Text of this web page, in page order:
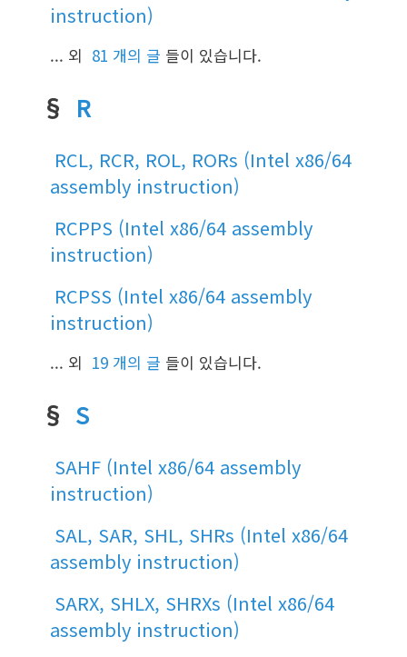
instruction)
... 외 81 개의 글 들이 있습니다.
§ R
RCL, RCR, ROL, RORs (Intel x86/64
assembly instruction)
RCPPS (Intel x86/64 assembly
instruction)
RCPSS (Intel x86/64 assembly
instruction)
... 외 19 개의 글 들이 있습니다.
§ S
SAHF (Intel x86/64 assembly
instruction)
SAL, SAR, SHL, SHRs (Intel x86/64
assembly instruction)
SARX, SHLX, SHRXs (Intel x86/64
assembly instruction)